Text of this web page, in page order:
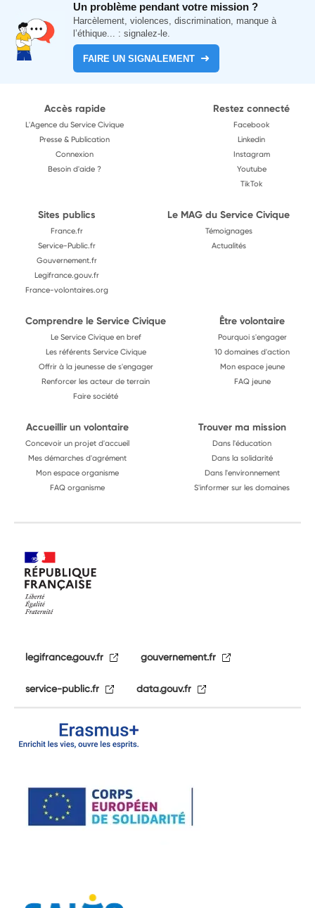
Un problème pendant votre mission ?
Harcèlement, violences, discrimination, manque à
l’éthique... : signalez-le.
FAIRE UN SIGNALEMENT
Accès rapide
L'Agence du Service Civique
Presse & Publication
Connexion
Besoin d'aide ?
Restez connecté
Facebook
Linkedin
Instagram
Youtube
TikTok
Sites publics
France.fr
Service-Public.fr
Gouvernement.fr
Legifrance.gouv.fr
France-volontaires.org
Le MAG du Service Civique
Témoignages
Actualités
Comprendre le Service Civique
Le Service Civique en bref
Les référents Service Civique
Offrir à la jeunesse de s'engager
Renforcer les acteur de terrain
Faire société
Être volontaire
Pourquoi s'engager
10 domaines d'action
Mon espace jeune
FAQ jeune
Accueillir un volontaire
Concevoir un projet d'accueil
Mes démarches d'agrément
Mon espace organisme
FAQ organisme
Trouver ma mission
Dans l'éducation
Dans la solidarité
Dans l'environnement
S'informer sur les domaines
legifrance.gouv.fr gouvernement.fr
service-public.fr data.gouv.fr